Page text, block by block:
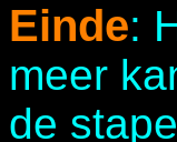
Einde:
meer
de